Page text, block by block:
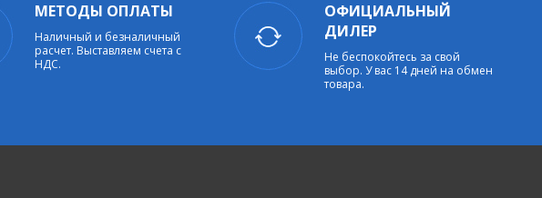
МЕТОДЫ ОПЛАТЫ
Наличный и безналичный
расчет. Выставляем счета с
НДС.
ОФИЦИАЛЬНЫЙ
ДИЛЕР
Не беспокойтесь за свой
выбор. У вас 14 дней на обмен
товара.